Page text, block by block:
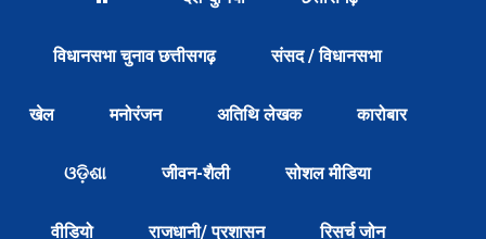
विधानसभा चुनाव छत्तीसगढ़ संसद / विधानसभा
खेल मनोरंजन अतिथि लेखक कारोबार
ଓଡ଼ିଶା जीवन-शैली सोशल मीडिया
वीडियो राजधानी/ प्रशासन रिसर्च जोन